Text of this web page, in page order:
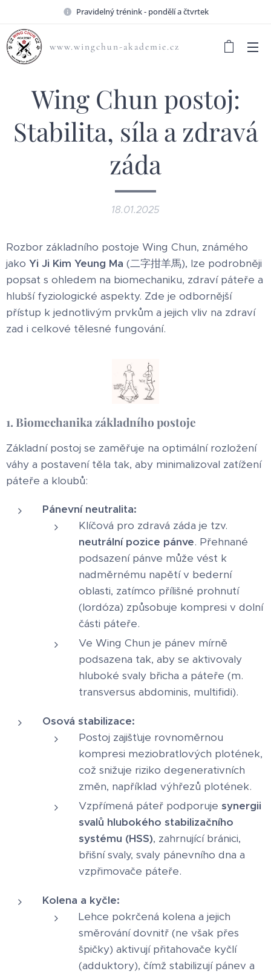
Pravidelný trénink - pondělí a čtvrtek
www.wingchun-akademie.cz
Wing Chun postoj:
Stabilita, síla a zdravá
záda
18.01.2025
Rozbor základního postoje Wing Chun, známého
jako Yi Ji Kim Yeung Ma (二字拑羊馬), lze podrobněji
popsat s ohledem na biomechaniku, zdraví páteře a
hlubší fyziologické aspekty. Zde je odbornější
přístup k jednotlivým prvkům a jejich vliv na zdraví
zad i celkové tělesné fungování.
1. Biomechanika základního postoje
Základní postoj se zaměřuje na optimální rozložení
váhy a postavení těla tak, aby minimalizoval zatížení
páteře a kloubů:
Pánevní neutralita:
Klíčová pro zdravá záda je tzv.
neutrální pozice pánve. Přehnané
podsazení pánve může vést k
nadměrnému napětí v bederní
oblasti, zatímco přílišné prohnutí
(lordóza) způsobuje kompresi v dolní
části páteře.
Ve Wing Chun je pánev mírně
podsazena tak, aby se aktivovaly
hluboké svaly břicha a páteře (m.
transversus abdominis, multifidi).
Osová stabilizace:
Postoj zajišťuje rovnoměrnou
kompresi meziobratlových plotének,
což snižuje riziko degenerativních
změn, například výhřezů plotének.
Vzpřímená páteř podporuje synergii
svalů hlubokého stabilizačního
systému (HSS), zahrnující bránici,
břišní svaly, svaly pánevního dna a
vzpřimovače páteře.
Kolena a kyčle:
Lehce pokrčená kolena a jejich
směrování dovnitř (ne však přes
špičky) aktivují přitahovače kyčlí
(adduktory), čímž stabilizují pánev a